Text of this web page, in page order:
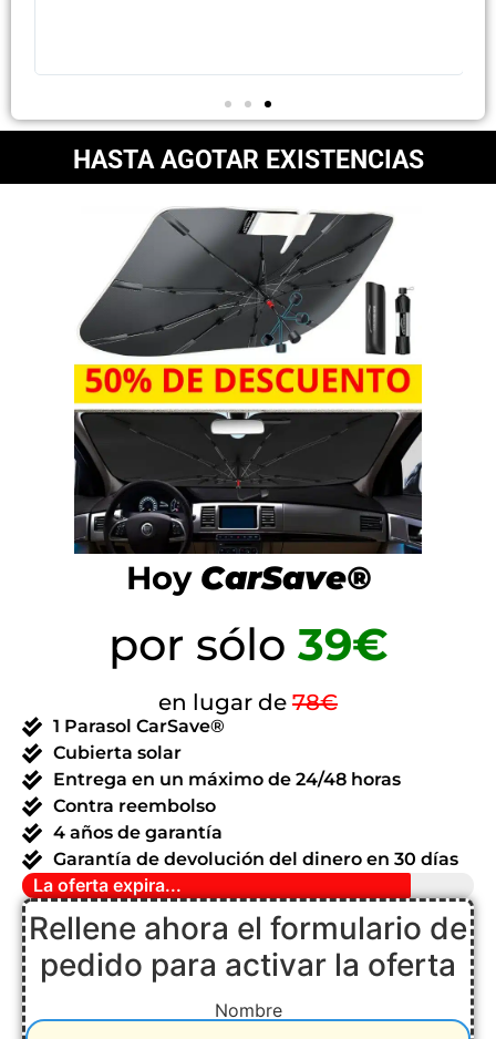
HASTA AGOTAR EXISTENCIAS
Hoy CarSave®
por sólo 39€
en lugar de 78€
1 Parasol CarSave®
Cubierta solar
Entrega en un máximo de 24/48 horas
Contra reembolso
4 años de garantía
Garantía de devolución del dinero en 30 días
La oferta expira...
Rellene ahora el formulario de
pedido para activar la oferta
Nombre